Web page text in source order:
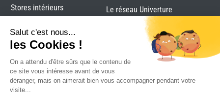
Stores intérieurs
Le réseau Univerture